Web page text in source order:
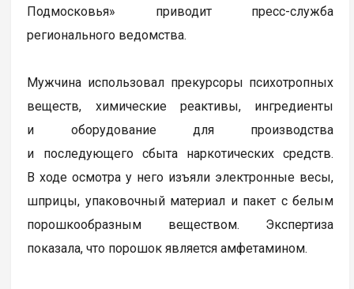
Подмосковья» приводит пресс-служба
регионального ведомства.
Мужчина использовал прекурсоры психотропных
веществ, химические реактивы, ингредиенты
и оборудование для производства
и последующего сбыта наркотических средств.
В ходе осмотра у него изъяли электронные весы,
шприцы, упаковочный материал и пакет с белым
порошкообразным веществом. Экспертиза
показала, что порошок является амфетамином.